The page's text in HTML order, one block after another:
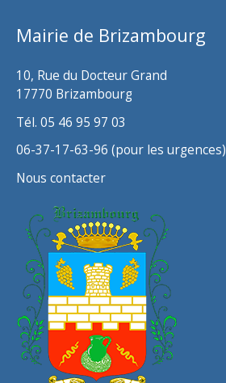
Mairie de Brizambourg
10, Rue du Docteur Grand
17770 Brizambourg
Tél. 05 46 95 97 03
06-37-17-63-96 (pour les urgences)
Nous contacter